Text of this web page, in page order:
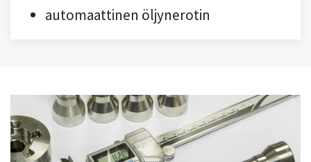
automaattinen öljynerotin